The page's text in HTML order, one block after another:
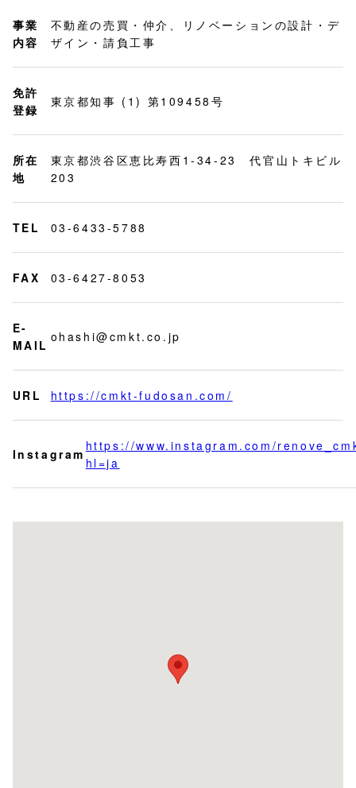
事業
内容
不動産の売買・仲介、リノベーションの設計・デ
ザイン・請負工事
免許
登録
東京都知事 (1) 第109458号
所在
地
東京都渋谷区恵比寿西1-34-23 代官山トキビル
203
TEL 03-6433-5788
FAX 03-6427-8053
E-
MAIL
ohashi@cmkt.co.jp
URL https://cmkt-fudosan.com/
Instagram
https://www.instagram.com/
hl=ja